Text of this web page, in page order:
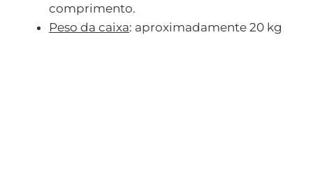
comprimento.
Peso da caixa: aproximadamente 20 kg